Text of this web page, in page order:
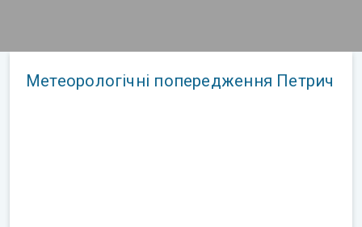
Метеорологічні попередження Петрич